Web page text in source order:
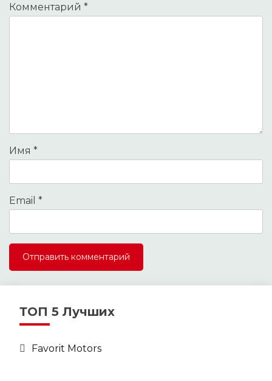
Комментарий *
Имя *
Email *
ТОП 5 Лучших
Favorit Motors